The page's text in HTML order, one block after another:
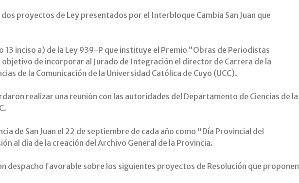
proyectos de Ley presentados por el Interbloque Cambia San Juan que
inciso a) de la Ley 939-P que instituye el Premio “Obras de Periodistas
objetivo de incorporar al Jurado de Integración el director de Carrera de la
de la Comunicación de la Universidad Católica de Cuyo (UCC).
realizar una reunión con las autoridades del Departamento de Ciencias de la
de San Juan el 22 de septiembre de cada año como "Día Provincial del
al día de la creación del Archivo General de la Provincia.
despacho favorable sobre los siguientes proyectos de Resolución que proponen